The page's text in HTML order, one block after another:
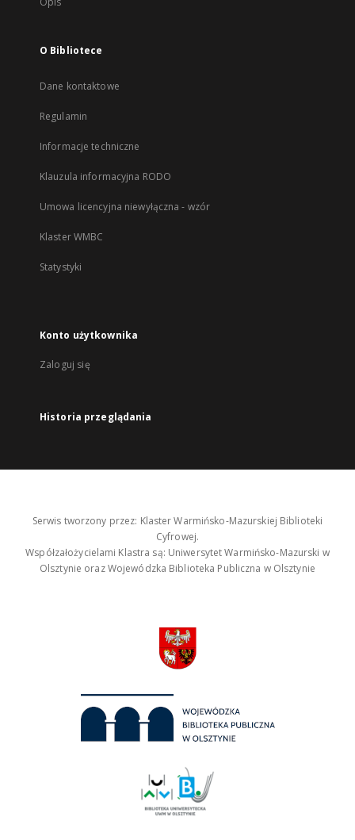
O Bibliotece
Dane kontaktowe
Regulamin
Informacje techniczne
Klauzula informacyjna RODO
Umowa licencyjna niewyłączna - wzór
Klaster WMBC
Statystyki
Konto użytkownika
Zaloguj się
Historia przeglądania
Serwis tworzony przez: Klaster Warmińsko-Mazurskiej Biblioteki
Cyfrowej.
Współzałożycielami Klastra są: Uniwersytet Warmińsko-Mazurski w
Olsztynie oraz Wojewódzka Biblioteka Publiczna w Olsztynie